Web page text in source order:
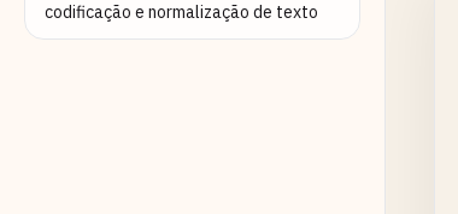
codificação e normalização de texto